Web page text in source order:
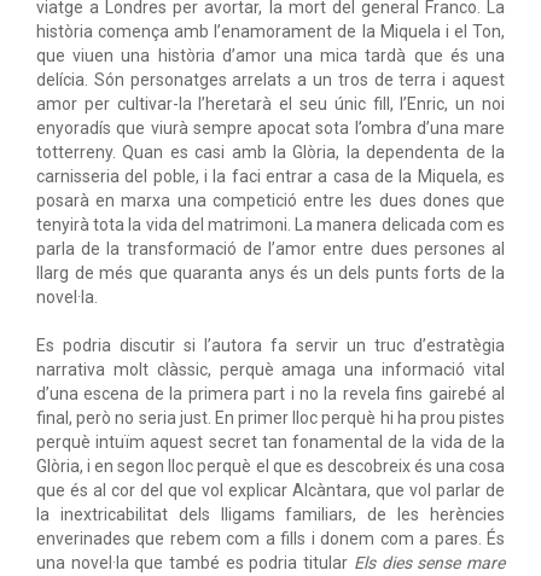
viatge a Londres per avortar, la mort del general Franco. La
història comença amb l’enamorament de la Miquela i el Ton,
que viuen una història d’amor una mica tardà que és una
delícia. Són personatges arrelats a un tros de terra i aquest
amor per cultivar-la l’heretarà el seu únic fill, l’Enric, un noi
enyoradís que viurà sempre apocat sota l’ombra d’una mare
totterreny. Quan es casi amb la Glòria, la dependenta de la
carnisseria del poble, i la faci entrar a casa de la Miquela, es
posarà en marxa una competició entre les dues dones que
tenyirà tota la vida del matrimoni. La manera delicada com es
parla de la transformació de l’amor entre dues persones al
llarg de més que quaranta anys és un dels punts forts de la
novel·la.
Es podria discutir si l’autora fa servir un truc d’estratègia
narrativa molt clàssic, perquè amaga una informació vital
d’una escena de la primera part i no la revela fins gairebé al
final, però no seria just. En primer lloc perquè hi ha prou pistes
perquè intuïm aquest secret tan fonamental de la vida de la
Glòria, i en segon lloc perquè el que es descobreix és una cosa
que és al cor del que vol explicar Alcàntara, que vol parlar de
la inextricabilitat dels lligams familiars, de les herències
enverinades que rebem com a fills i donem com a pares. És
una novel·la que també es podria titular Els dies sense mare